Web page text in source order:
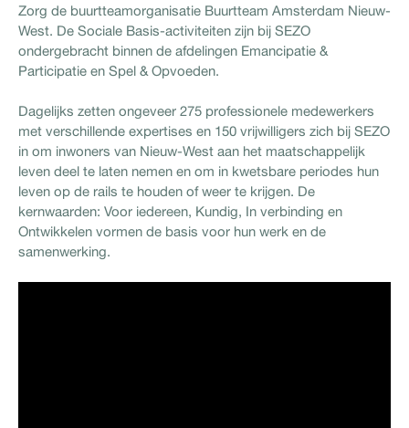
Zorg de buurtteamorganisatie Buurtteam Amsterdam Nieuw-
West. De Sociale Basis-activiteiten zijn bij SEZO
ondergebracht binnen de afdelingen Emancipatie &
Participatie en Spel & Opvoeden.
Dagelijks zetten ongeveer 275 professionele medewerkers
met verschillende expertises en 150 vrijwilligers zich bij SEZO
in om inwoners van Nieuw-West aan het maatschappelijk
leven deel te laten nemen en om in kwetsbare periodes hun
leven op de rails te houden of weer te krijgen. De
kernwaarden: Voor iedereen, Kundig, In verbinding en
Ontwikkelen vormen de basis voor hun werk en de
samenwerking.